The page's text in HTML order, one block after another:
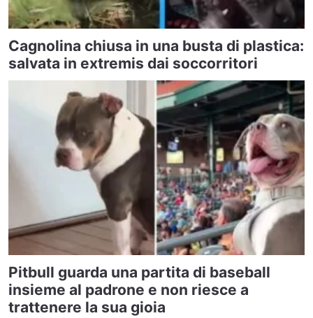
Cagnolina chiusa in una busta di plastica:
salvata in extremis dai soccorritori
Pitbull guarda una partita di baseball
insieme al padrone e non riesce a
trattenere la sua gioia